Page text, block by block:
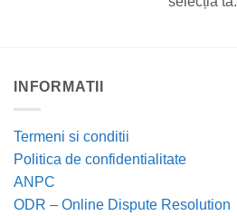
INFORMATII
Termeni si conditii
Politica de confidentialitate
ANPC
ODR – Online Dispute Resolution